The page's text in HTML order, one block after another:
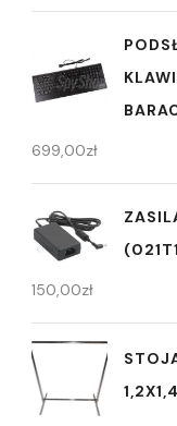
699,00zł
150,00zł